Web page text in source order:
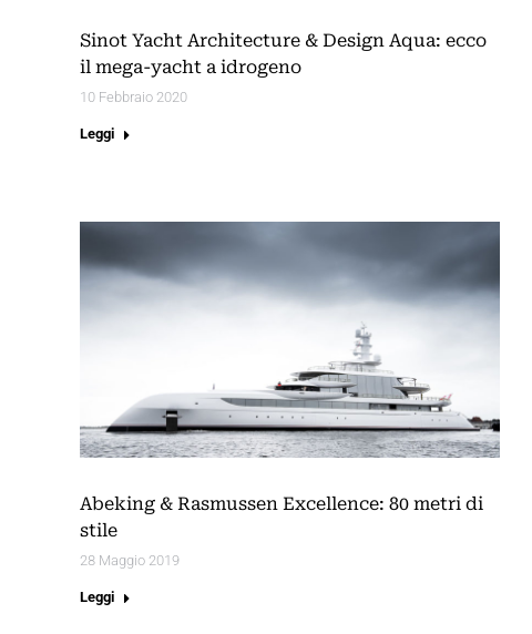
Sinot Yacht Architecture & Design Aqua: ecco
il mega-yacht a idrogeno
10 Febbraio 2020
Leggi
Abeking & Rasmussen Excellence: 80 metri di
stile
28 Maggio 2019
Leggi